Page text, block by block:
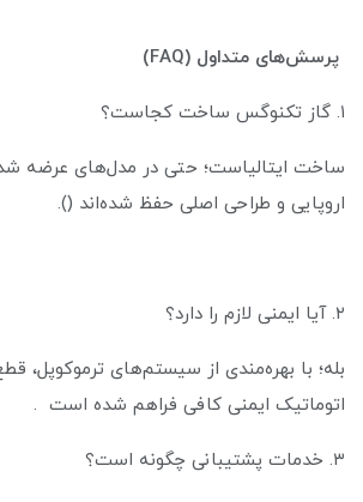
پرسش‌های متداول (FAQ)
۱. گاز تکنوگس ساخت کجاست؟
ساخت ایتالیاست؛ حتی در مدل‌های عرضه
اروپایی و طراحی اصلی حفظ شده‌اند ().
۲. آیا ایمنی لازم را دارد؟
بله؛ با بهره‌مندی از سیستم‌های ترموکوپل،
اتوماتیک ایمنی کافی فراهم شده است .
۳. خدمات پشتیبانی چگونه است؟